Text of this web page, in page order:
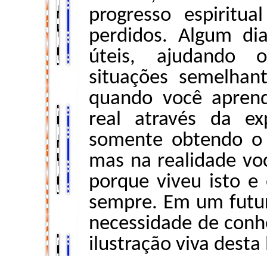
progresso
perdidos. Algum
úteis, ajudando
situações
quando você
real através da
somente obtendo
mas na realidade
porque viveu isto
sempre. Em um
necessidade de
ilustração viva desta